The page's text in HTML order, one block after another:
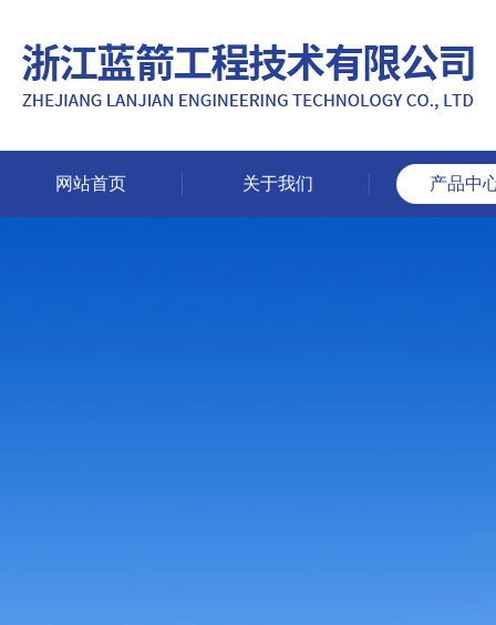
网站首页 关于我们 产品中